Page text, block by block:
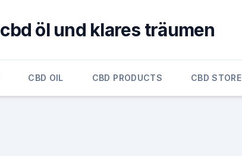
cbd öl und klares träumen
CBD OIL CBD PRODUCTS CBD STORE